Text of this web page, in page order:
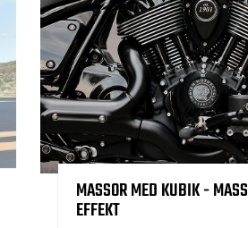
MASSOR MED KUBIK -
EFFEKT